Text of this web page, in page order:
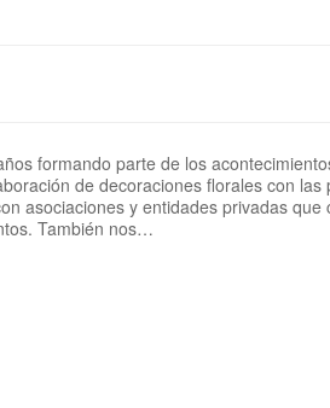
formando parte de los
de decoraciones florales con las
asociaciones y entidades privadas
También nos…